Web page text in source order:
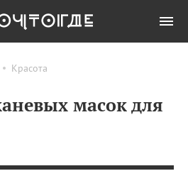
Красота
масок для